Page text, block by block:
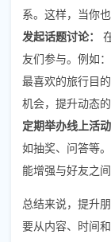
系。这样，当你
发起话题讨论：
友们参与。例如
最喜欢的旅行目
机会，提升动态的
定期举办线上活动
如抽奖、问答等
能增强与好友之间
总结来说，提升
要从内容、时间